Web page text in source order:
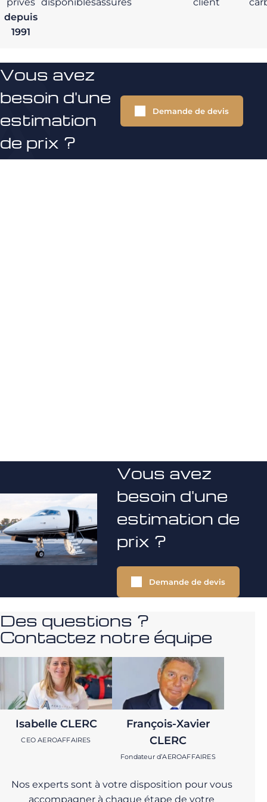
depuis
1991
Vous avez
besoin d'une
estimation
de prix ?
Demande de devis
Vous avez
besoin d'une
estimation de
prix ?
Demande de devis
Des questions ?
Contactez notre équipe
Isabelle CLERC
CEO AEROAFFAIRES
François-Xavier
CLERC
Fondateur d’AEROAFFAIRES
Nos experts sont à votre disposition pour vous
accompagner à chaque étape de votre